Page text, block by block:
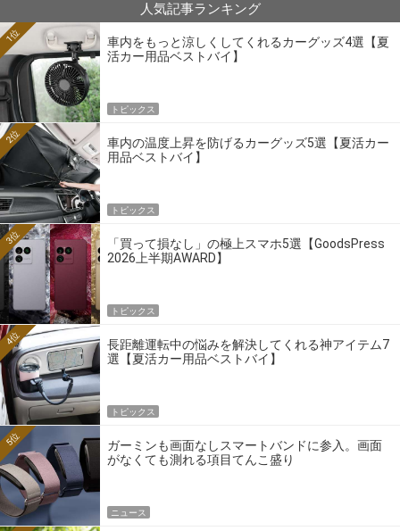
人気記事ランキング
車内をもっと涼しくしてくれるカーグッズ4選【夏
活カー用品ベストバイ】
1位
トピックス
車内の温度上昇を防げるカーグッズ5選【夏活カー
用品ベストバイ】
2位
トピックス
「買って損なし」の極上スマホ5選【GoodsPress
2026上半期AWARD】
3位
トピックス
長距離運転中の悩みを解決してくれる神アイテム7
選【夏活カー用品ベストバイ】
4位
トピックス
ガーミンも画面なしスマートバンドに参入。画面
がなくても測れる項目てんこ盛り
5位
ニュース